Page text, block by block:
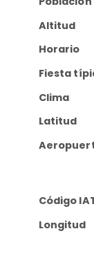
Altitud
Horario
Fiesta
Clima
Latitud
Código
Longitud